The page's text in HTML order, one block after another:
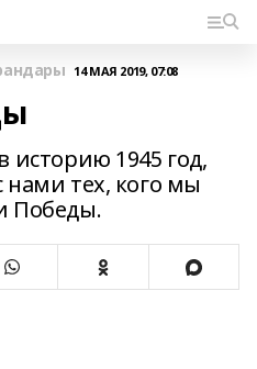
14 МАЯ 2019, 07:08
историю 1945 год,
тех, кого мы
Победы.